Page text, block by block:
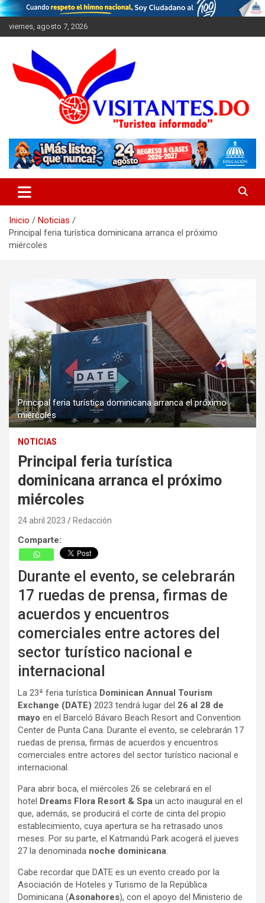
Saltar
al
contenido
viernes, agosto 7, 2026
Visitantes
Inicio
Noticias
Principal feria turística dominicana arranca el próximo
miércoles
Principal feria turística dominicana arranca el próximo
miércoles
NOTICIAS
Principal feria turística
dominicana arranca el próximo
miércoles
24 abril 2023 Redacción
Comparte:
Durante el evento, se celebrarán
17 ruedas de prensa, firmas de
acuerdos y encuentros
comerciales entre actores del
sector turístico nacional e
internacional
La 23ª feria turística Dominican Annual Tourism
Exchange (DATE) 2023 tendrá lugar del 26 al 28 de
mayo en el Barceló Bávaro Beach Resort and Convention
Center de Punta Cana. Durante el evento, se celebrarán 17
ruedas de prensa, firmas de acuerdos y encuentros
comerciales entre actores del sector turístico nacional e
internacional.
Para abrir boca, el miércoles 26 se celebrará en el
hotel Dreams Flora Resort & Spa un acto inaugural en el
que, además, se producirá el corte de cinta del propio
establecimiento, cuya apertura se ha retrasado unos
meses. Por su parte, el Katmandú Park acogerá el jueves
27 la denominada noche dominicana.
Cabe recordar que DATE es un evento creado por la
Asociación de Hoteles y Turismo de la República
Dominicana (Asonahores), con el apoyo del Ministerio de